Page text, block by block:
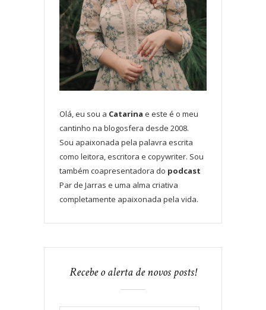
Olá, eu sou a Catarina e este é o meu
cantinho na blogosfera desde 2008.
Sou apaixonada pela palavra escrita
como leitora, escritora e copywriter. Sou
também coapresentadora do podcast
Par de Jarras e uma alma criativa
completamente apaixonada pela vida.
Recebe o alerta de novos posts!